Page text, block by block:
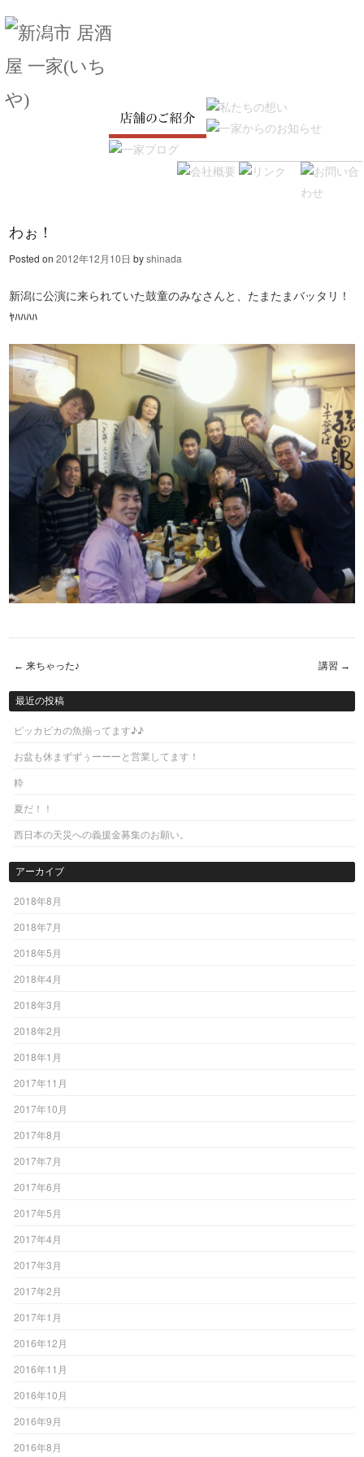
Menu
SKIP TO CONTENT
わぉ！
Posted on2012年12月10日 byshinada
新潟に公演に来られていた鼓童のみなさんと、たまたまバッタリ！
ﾔﾊﾊﾊﾊ
Post navigation
← 来ちゃった♪ 講習 →
最近の投稿
ピッカピカの魚揃ってます♪♪
お盆も休まずずぅーーーと営業してます！
粋
夏だ！！
西日本の天災への義援金募集のお願い。
アーカイブ
2018年8月
2018年7月
2018年5月
2018年4月
2018年3月
2018年2月
2018年1月
2017年11月
2017年10月
2017年8月
2017年7月
2017年6月
2017年5月
2017年4月
2017年3月
2017年2月
2017年1月
2016年12月
2016年11月
2016年10月
2016年9月
2016年8月